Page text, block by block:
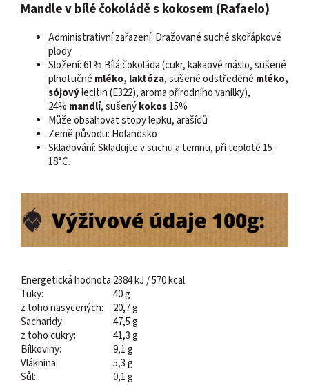
Mandle v bílé čokoládě s kokosem (Rafaelo)
Administrativní zařazení: Dražované suché skořápkové
plody
Složení: 61% Bílá čokoláda (cukr, kakaové máslo, sušené
plnotučné mléko, laktóza, sušené odstředěné mléko,
sójovýlecitin (E322), aroma přírodního vanilky),
24% mandlí, sušenýkokos15%
Může obsahovat stopy lepku, arašídů
Země původu: Holandsko
Skladování: Skladujte v suchu a temnu, při teplotě 15 -
18°C.
Energetická hodnota:2384 kJ / 570 kcal
Tuky:
40 g
z toho nasycených:
20,7 g
Sacharidy:
47,5 g
z toho cukry:
41,3 g
Bílkoviny:
9,1 g
Vláknina:
5,3 g
Sůl:
0,1 g